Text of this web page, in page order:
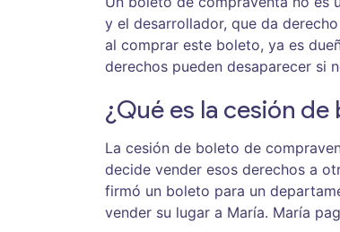
y el desarrollador, que da
al comprar este boleto, ya es
derechos pueden desaparecer si
¿Qué es la cesión
La cesión de boleto de
decide vender esos derechos a
firmó un boleto para un
vender su lugar a María. María